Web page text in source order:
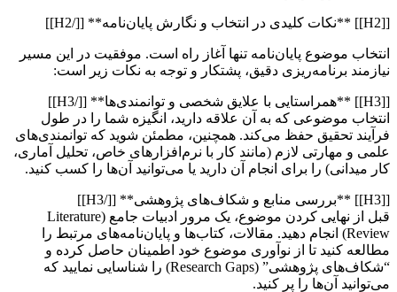
[[H2]] **نکات کلیدی در انتخاب و نگارش پایان‌نامه** [[/H2]]
انتخاب موضوع پایان‌نامه تنها آغاز راه است. موفقیت در این مسیر
نیازمند برنامه‌ریزی دقیق، پشتکار و توجه به نکات زیر است:
[[H3]] **همراستایی با علایق شخصی و توانمندی‌ها** [[/H3]]
انتخاب موضوعی که به آن علاقه دارید، انگیزه شما را در طول
فرآیند تحقیق حفظ می‌کند. همچنین، مطمئن شوید که توانمندی‌های
علمی و مهارتی لازم (مانند کار با نرم‌افزارهای خاص، تحلیل آماری،
کار میدانی) را برای انجام آن دارید یا می‌توانید آن‌ها را کسب کنید.
[[H3]] **بررسی منابع و شکاف‌های پژوهشی** [[/H3]]
قبل از نهایی کردن موضوع، یک مرور ادبیات جامع (Literature
Review) انجام دهید. مقالات، کتاب‌ها و پایان‌نامه‌های مرتبط را
مطالعه کنید تا از نوآوری موضوع خود اطمینان حاصل کرده و
“شکاف‌های پژوهشی” (Research Gaps) را شناسایی نمایید که
می‌توانید آن‌ها را پر کنید.